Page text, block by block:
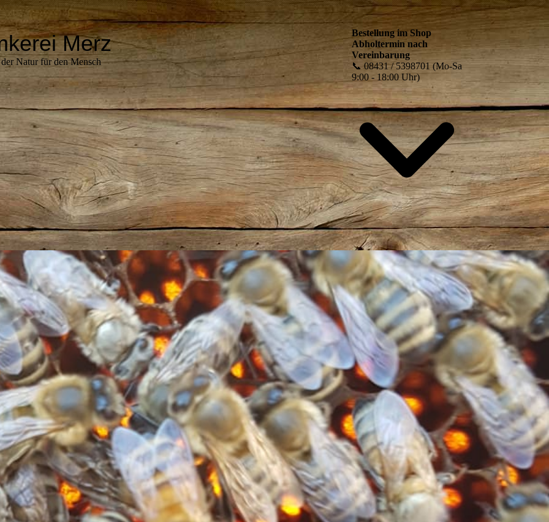
Merz
Natur für den Mensch
Bestellung im Shop
Abholtermin nach
Vereinbarung
📞 08431 / 5398701 (Mo-Sa
9:00 - 18:00 Uhr)